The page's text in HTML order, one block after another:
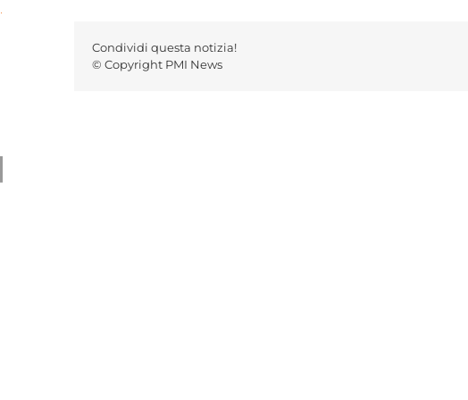
Condividi questa notizia!
© Copyright PMI News